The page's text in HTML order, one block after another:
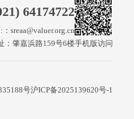
64174722
sreaa@valuer.org.cn
：肇嘉浜路159号6楼手机版访问
号沪ICP备2025139620号-1